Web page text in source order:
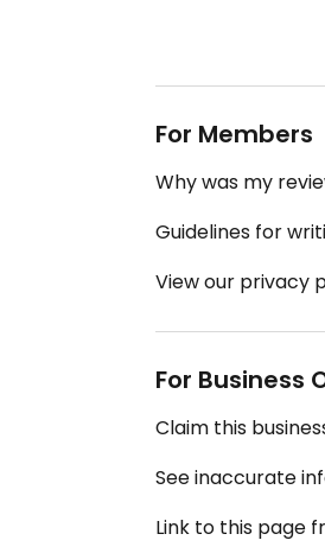
For Members
Why was my
Guidelines for
View our privacy
For Business
Claim this
See inaccurate
Link to this page